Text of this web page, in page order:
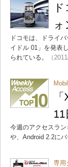
ドコモは、ドライ
イドル 01」を発表
られている。
（
11
今週のアクセスラ
や、Android 2.2に
専用